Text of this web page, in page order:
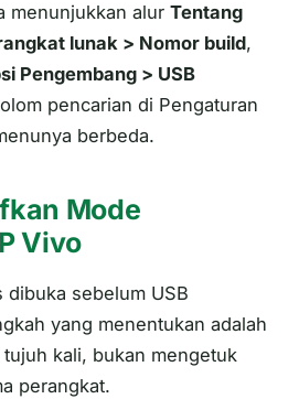
menunjukkan alur Tentang
lunak > Nomor build,
Pengembang > USB
pencarian di Pengaturan
berbeda.
Mode
Vivo
sebelum USB
yang menentukan adalah
kali, bukan mengetuk
perangkat.